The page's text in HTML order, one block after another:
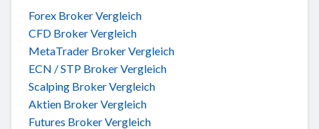
Forex Broker Vergleich
CFD Broker Vergleich
MetaTrader Broker Vergleich
ECN / STP Broker Vergleich
Scalping Broker Vergleich
Aktien Broker Vergleich
Futures Broker Vergleich